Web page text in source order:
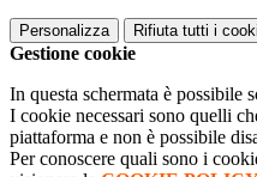
Personalizza Rifiuta tutti i
Gestione cookie
In questa schermata è possibile
I cookie necessari sono quelli
piattaforma e non è possibile
Per conoscere quali sono i